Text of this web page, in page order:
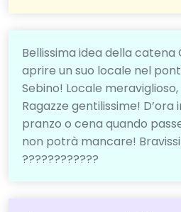
Bellissima idea della catena
aprire un suo locale nel
Sebino! Locale
Ragazze gentilissime!
pranzo o cena quando
non potrà mancare!
????????????